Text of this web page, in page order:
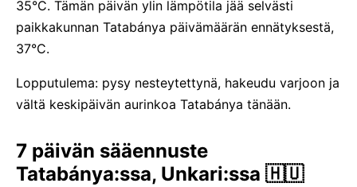
35°C. Tämän päivän ylin lämpötila jää selvästi
paikkakunnan Tatabánya päivämäärän ennätyksestä,
37°C.
Lopputulema: pysy nesteytettynä, hakeudu varjoon ja
vältä keskipäivän aurinkoa Tatabánya tänään.
7 päivän sääennuste
Tatabánya:ssa, Unkari:ssa 🇭🇺